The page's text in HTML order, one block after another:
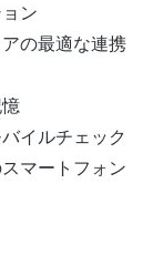
ン
の最適な連携
イルチェック
マートフォン